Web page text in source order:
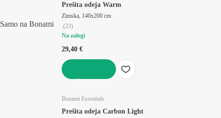
Samo na Bonami
Prešita odeja Warm
Zimska, 140x200 cm
(23)
Na zalogi
29,40 €
Bonami Essentials
Prešita odeja Carbon Light